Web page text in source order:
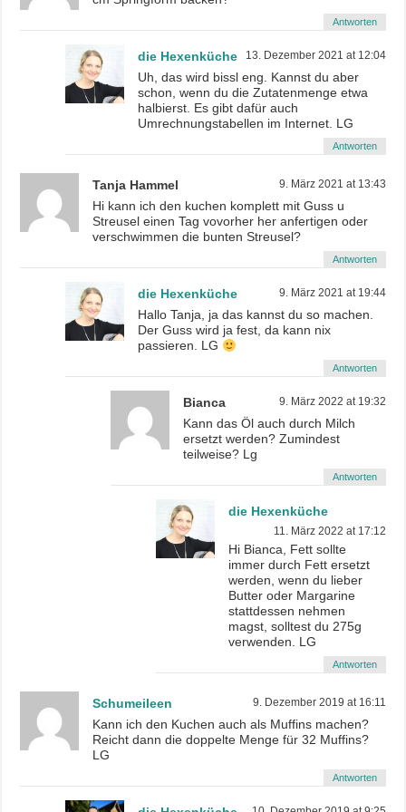
Antworten
die Hexenküche 13. Dezember 2021 at 12:04
Uh, das wird bissl eng. Kannst du aber
schon, wenn du die Zutatenmenge etwa
halbierst. Es gibt dafür auch
Umrechnungstabellen im Internet. LG
Antworten
Tanja Hammel 9. März 2021 at 13:43
Hi kann ich den kuchen komplett mit Guss u
Streusel einen Tag vovorher her anfertigen oder
verschwimmen die bunten Streusel?
Antworten
die Hexenküche 9. März 2021 at 19:44
Hallo Tanja, ja das kannst du so machen.
Der Guss wird ja fest, da kann nix
passieren. LG
Antworten
Bianca 9. März 2022 at 19:32
Kann das Öl auch durch Milch
ersetzt werden? Zumindest
teilweise? Lg
Antworten
die Hexenküche
11. März 2022 at 17:12
Hi Bianca, Fett sollte
immer durch Fett ersetzt
werden, wenn du lieber
Butter oder Margarine
stattdessen nehmen
magst, solltest du 275g
verwenden. LG
Antworten
Schumeileen 9. Dezember 2019 at 16:11
Kann ich den Kuchen auch als Muffins machen?
Reicht dann die doppelte Menge für 32 Muffins?
LG
Antworten